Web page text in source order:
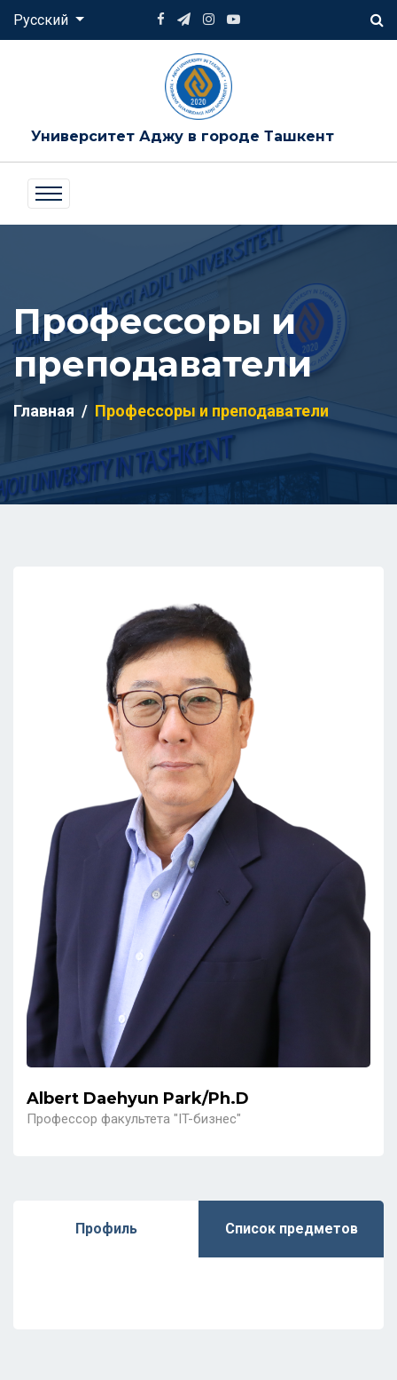
Русский
Университет Аджу в городе Ташкент
Профессоры и
преподаватели
Главная Профессоры и преподаватели
Albert Daehyun Park/Ph.D
Профессор факультета "IT-бизнес"
Профиль Список предметов